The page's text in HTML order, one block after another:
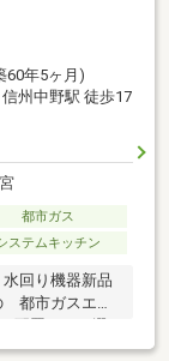
60年5ヶ月)
州中野駅 徒歩17
都市ガス
ステムキッチン
回り機器新品
都市ガスエリ
グです☆○全居